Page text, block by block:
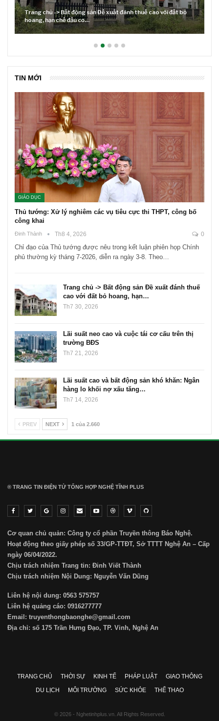
Trang chủ -> Bất động sản Đề xuất đánh thuế cao với đất bỏ
hoang, hạn chế đầu cơ…
TIN MỚI
GIÁO DỤC
Thủ tướng: Xử lý nghiêm các vụ tiêu cực thi THPT, công bố
công khai
Đinh Thành Th8 4, 2026 0
Chỉ đạo của Thủ tướng được nêu trong kết luận phiên họp Chính
phủ thường kỳ tháng 7-2026, diễn ra ngày 3-8. Theo…
Trang chủ -> Bất động sản Đề xuất đánh thuế
cao với đất bỏ hoang, hạn…
Th7 30, 2026
Lãi suất neo cao và cuộc tái cơ cấu trên thị
trường BĐS
Th7 21, 2026
Lãi suất cao và bất động sản khó khăn: Ngân
hàng lo khối nợ xấu tăng…
Th7 14, 2026
PREV NEXT 1 của 2.660
® TRANG TIN ĐIỆN TỬ ТỔNG HỢP NGHỆ TĨNH PLUS
Cơ quan chủ quản: Công ty cổ phần Truyền thông Báo Nghệ.
Hoạt động theo giấy phép số 33/GP-TTĐT, Sở TTTT Nghệ An – Cấp
ngày 06/04/2022.
Chịu trách nhiệm Trang tin: Đinh Viết Thành
Chịu trách nhiệm Nội Dung: Nguyễn Văn Dũng
Liên hệ nội dung: 0563 575757
Liên hệ quảng cáo: 0916277777
Email: truyenthongbaonghe@gmail.com
Địa chỉ: số 175 Trần Hưng Đạo, TP. Vinh, Nghệ An
TRANG CHỦ THỜI SỰ KINH TẾ PHÁP LUẬT
GIAO THÔNG
DU LỊCH
MÔI TRƯỜNG SỨC KHỎE THỂ THAO
© 2026 - Nghetinhplus.vn. All Rights Reserved.